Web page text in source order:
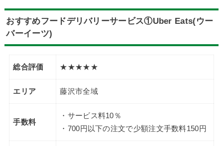
おすすめフードデリバリーサービス①Uber Eats(ウー
バーイーツ)
総合評価 ★★★★★
エリア 藤沢市全域
手数料
・サービス料10％
・700円以下の注文で少額注文手数料150円